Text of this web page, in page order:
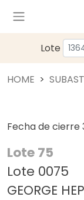
Lote
HOME
Fecha de cierre
Lote 75
Lote 0075
GEORGE